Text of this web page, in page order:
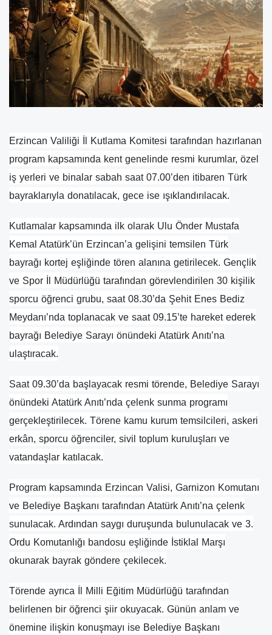
Erzincan Valiliği İl Kutlama Komitesi tarafından hazırlanan
program kapsamında kent genelinde resmi kurumlar, özel
iş yerleri ve binalar sabah saat 07.00’den itibaren Türk
bayraklarıyla donatılacak, gece ise ışıklandırılacak.
Kutlamalar kapsamında ilk olarak Ulu Önder Mustafa
Kemal Atatürk’ün Erzincan’a gelişini temsilen Türk
bayrağı kortej eşliğinde tören alanına getirilecek. Gençlik
ve Spor İl Müdürlüğü tarafından görevlendirilen 30 kişilik
sporcu öğrenci grubu, saat 08.30’da Şehit Enes Bediz
Meydanı’nda toplanacak ve saat 09.15’te hareket ederek
bayrağı Belediye Sarayı önündeki Atatürk Anıtı’na
ulaştıracak.
Saat 09.30’da başlayacak resmi törende, Belediye Sarayı
önündeki Atatürk Anıtı’nda çelenk sunma programı
gerçekleştirilecek. Törene kamu kurum temsilcileri, askeri
erkân, sporcu öğrenciler, sivil toplum kuruluşları ve
vatandaşlar katılacak.
Program kapsamında Erzincan Valisi, Garnizon Komutanı
ve Belediye Başkanı tarafından Atatürk Anıtı’na çelenk
sunulacak. Ardından saygı duruşunda bulunulacak ve 3.
Ordu Komutanlığı bandosu eşliğinde İstiklal Marşı
okunarak bayrak göndere çekilecek.
Törende ayrıca İl Milli Eğitim Müdürlüğü tarafından
belirlenen bir öğrenci şiir okuyacak. Günün anlam ve
önemine ilişkin konuşmayı ise Belediye Başkanı